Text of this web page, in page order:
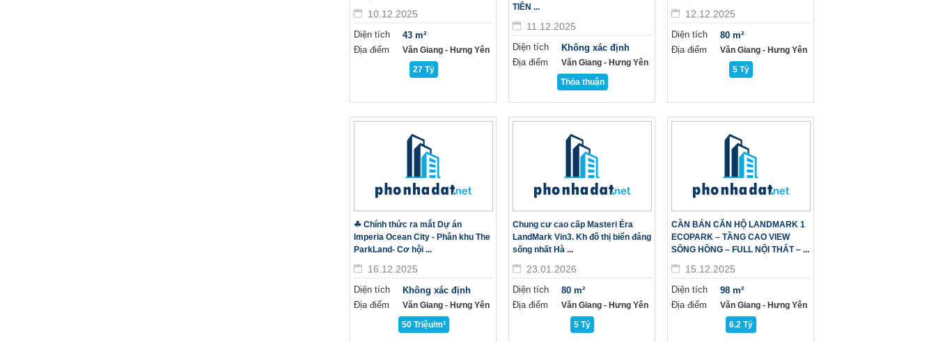
10.12.2025
Diện tích
Địa điểm
43 m²
Văn Giang - Hưng Yên
27 Tỷ
TIÊN ...
11.12.2025
Diện tích
Địa điểm
Không xác định
Văn Giang - Hưng Yên
Thỏa thuận
12.12.2025
Diện tích
Địa điểm
80 m²
Văn Giang - Hưng Yên
5 Tỷ
☘ Chính thức ra mắt Dự án
Imperia Ocean City - Phân khu The
ParkLand- Cơ hội ...
16.12.2025
Diện tích
Địa điểm
Không xác định
Văn Giang - Hưng Yên
50 Triệu/m²
Chung cư cao cấp Masteri Ẻra
LandMark Vin3. Kh đô thị biển đáng
sống nhất Hà ...
23.01.2026
Diện tích
Địa điểm
80 m²
Văn Giang - Hưng Yên
5 Tỷ
CẦN BÁN CĂN HỘ LANDMARK 1
ECOPARK – TẦNG CAO VIEW
SÔNG HỒNG – FULL NỘI THẤT – ...
15.12.2025
Diện tích
Địa điểm
98 m²
Văn Giang - Hưng Yên
6.2 Tỷ